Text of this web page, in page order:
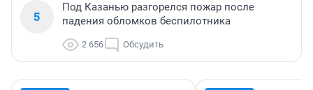
5
Под Казанью разгорелся пожар после
падения обломков беспилотника
2 656 Обсудить